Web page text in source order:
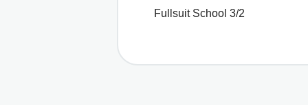
Fullsuit School 3/2